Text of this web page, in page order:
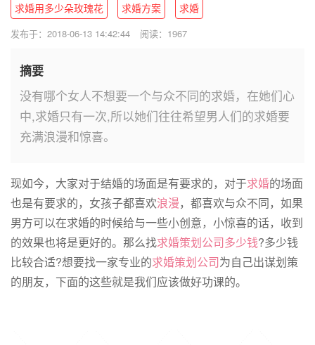
求婚用多少朵玫瑰花 求婚方案 求婚
发布于：2018-06-13 14:42:44 阅读：1967
摘要
没有哪个女人不想要一个与众不同的求婚，在她们心
中,求婚只有一次,所以她们往往希望男人们的求婚要
充满浪漫和惊喜。
现如今，大家对于结婚的场面是有要求的，对于求婚的场面
也是有要求的，女孩子都喜欢浪漫，都喜欢与众不同，如果
男方可以在求婚的时候给与一些小创意，小惊喜的话，收到
的效果也将是更好的。那么找求婚策划公司多少钱?多少钱
比较合适?想要找一家专业的求婚策划公司为自己出谋划策
的朋友，下面的这些就是我们应该做好功课的。